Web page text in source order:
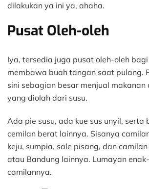
dilakukan ya ini ya, ahaha.
Pusat Oleh-oleh
Iya, tersedia juga pusat oleh-oleh
membawa buah tangan saat pulang.
sini sebagian besar menjual makanan
yang diolah dari susu.
Ada pie susu, ada kue sus unyil, serta
cemilan berat lainnya. Sisanya
keju, sumpia, sale pisang, dan
atau Bandung lainnya. Lumayan
camilannya.